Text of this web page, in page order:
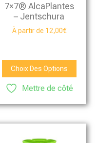
7×7® AlcaPlantes
– Jentschura
À partir de 12,00€
Choix Des Options
Mettre de côté